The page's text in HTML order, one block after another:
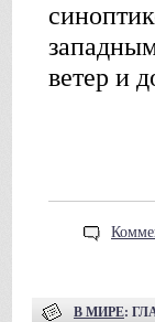
ветер и
В МИРЕ: